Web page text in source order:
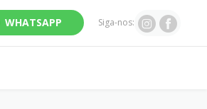
WHATSAPP Siga-nos: